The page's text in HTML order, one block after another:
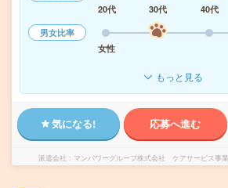
20代
30代 40代
男女比率
女性
もっと見る
気になる! 応募へ進む
派遣会社 マンパワーグループ株式会社 ケアサービス事